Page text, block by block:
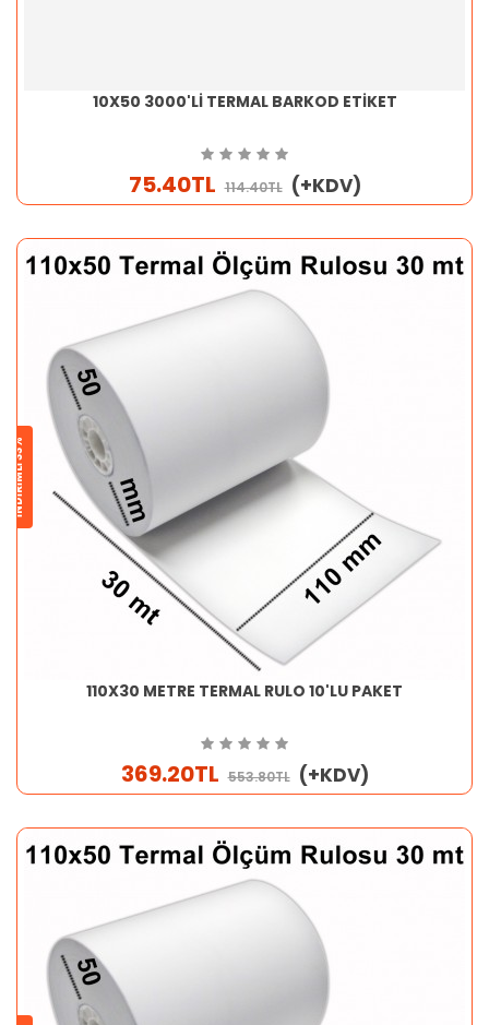
10X50 3000'Lİ TERMAL BARKOD ETİKET
75.40TL 114.40TL (+KDV)
İNDİRİMLİ 33%
110X30 METRE TERMAL RULO 10'LU PAKET
369.20TL 553.80TL (+KDV)